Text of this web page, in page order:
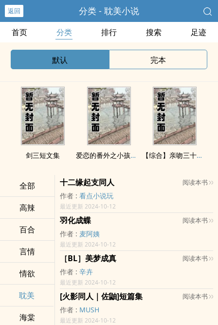
返回 分类 - 耽美小说
首页 分类 排行 搜索 足迹
默认 完本
剑三短文集 爱恋的番外之小孩的日常 【综合】亲吻三十题系列
全部
高辣
百合
言情
情欲
耽美
海棠
十二缘起支同人 阅读本书
作者 : 看点小说玩
最近更新 2024-10-12
羽化成蝶 阅读本书
作者 : 麦阿姨
最近更新 2024-10-12
［BL］美梦成真 阅读本书
作者 : 辛卉
最近更新 2024-10-12
[火影同人｜佐鼬]短篇集 阅读本书
作者 : MUSH
最近更新 2024-10-12